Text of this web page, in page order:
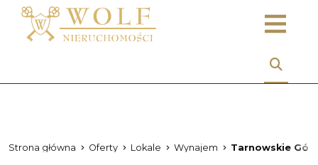
Strona główna Oferty Lokale Wynajem Tarnowskie Góry